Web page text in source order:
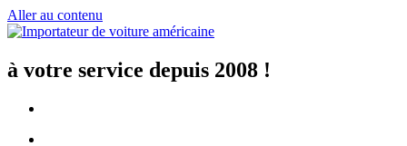
Aller au contenu
à votre service depuis 2008 !